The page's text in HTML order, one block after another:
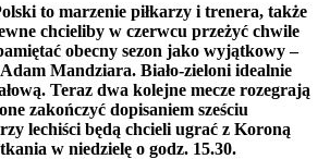
to marzenie piłkarzy i trenera, także
chcieliby w czerwcu przeżyć chwile
obecny sezon jako wyjątkowy –
Mandziara. Biało-zieloni idealnie
Teraz dwa kolejne mecze rozegrają
zakończyć dopisaniem sześciu
lechiści będą chcieli ugrać z Koroną
w niedzielę o godz. 15.30.